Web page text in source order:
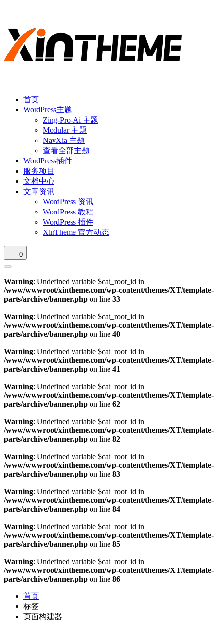
首页
WordPress主题
Zing-Pro-Ai 主题
Modular 主题
NavXia 主题
查看全部主题
WordPress插件
服务项目
文档中心
文章资讯
WordPress 资讯
WordPress 教程
WordPress 插件
XinTheme 官方动态
0
Warning: Undefined variable $cat_root_id in
/www/wwwroot/xintheme.com/wp-content/themes/XT/template-
parts/archive/banner.php on line 33
Warning: Undefined variable $cat_root_id in
/www/wwwroot/xintheme.com/wp-content/themes/XT/template-
parts/archive/banner.php on line 40
Warning: Undefined variable $cat_root_id in
/www/wwwroot/xintheme.com/wp-content/themes/XT/template-
parts/archive/banner.php on line 41
Warning: Undefined variable $cat_root_id in
/www/wwwroot/xintheme.com/wp-content/themes/XT/template-
parts/archive/banner.php on line 62
Warning: Undefined variable $cat_root_id in
/www/wwwroot/xintheme.com/wp-content/themes/XT/template-
parts/archive/banner.php on line 82
Warning: Undefined variable $cat_root_id in
/www/wwwroot/xintheme.com/wp-content/themes/XT/template-
parts/archive/banner.php on line 83
Warning: Undefined variable $cat_root_id in
/www/wwwroot/xintheme.com/wp-content/themes/XT/template-
parts/archive/banner.php on line 84
Warning: Undefined variable $cat_root_id in
/www/wwwroot/xintheme.com/wp-content/themes/XT/template-
parts/archive/banner.php on line 85
Warning: Undefined variable $cat_root_id in
/www/wwwroot/xintheme.com/wp-content/themes/XT/template-
parts/archive/banner.php on line 86
首页
标签
页面构建器